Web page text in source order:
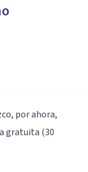
por ahora,
gratuita (30